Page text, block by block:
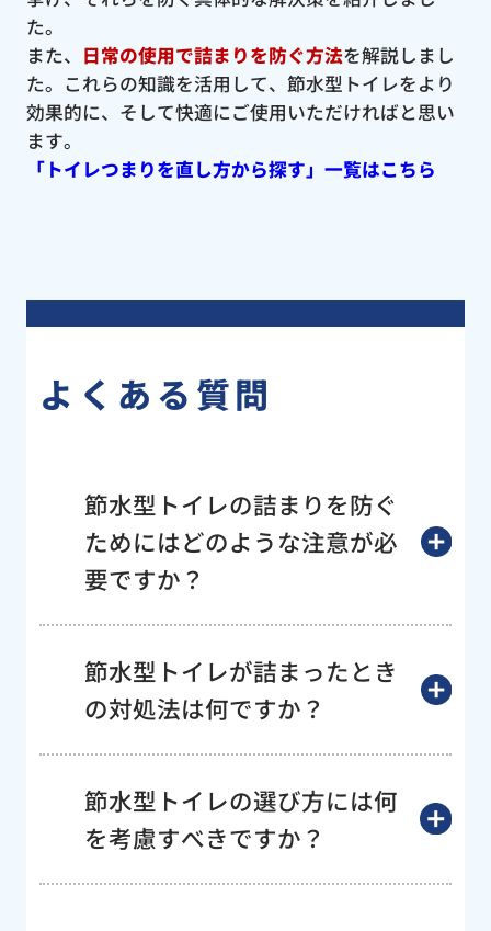
た。
また、 日常の使用で詰まりを防ぐ方法を解説しまし
た。これらの知識を活用して、節水型トイレをより
効果的に、そして快適にご使用いただければと思い
ます。
「トイレつまりを直し方から探す」一覧はこちら
よくある質問
節水型トイレの詰まりを防ぐ
ためにはどのような注意が必
要ですか？
節水型トイレが詰まったとき
の対処法は何ですか？
節水型トイレの選び方には何
を考慮すべきですか？